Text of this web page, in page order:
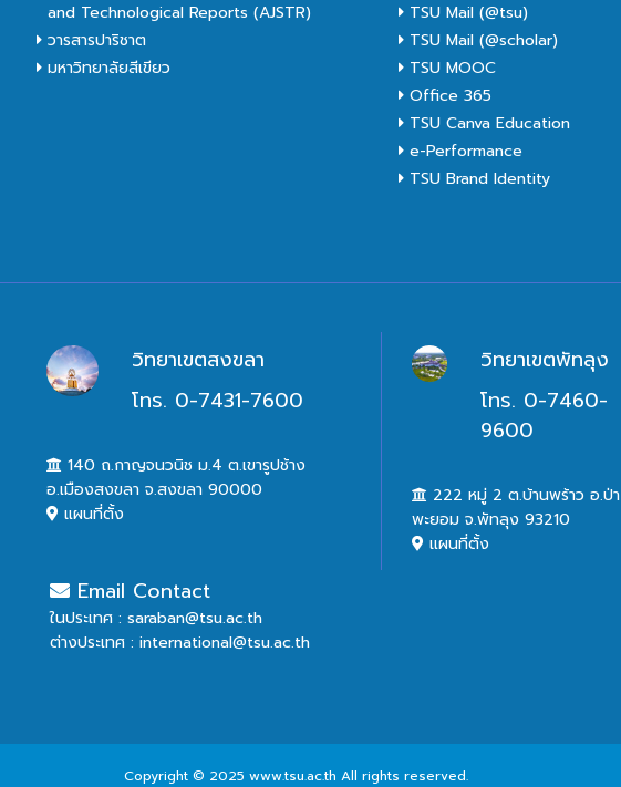
and Technological Reports (AJSTR)
วารสารปาริชาต
มหาวิทยาลัยสีเขียว
TSU Mail (@tsu)
TSU Mail (@scholar)
TSU MOOC
Office 365
TSU Canva Education
e-Performance
TSU Brand Identity
วิทยาเขตสงขลา
โทร. 0-7431-7600
140 ถ.กาญจนวนิช ม.4 ต.เขารูปช้าง
อ.เมืองสงขลา จ.สงขลา 90000
แผนที่ตั้ง
วิทยาเขตพัทลุง
โทร. 0-7460-
9600
222 หมู่ 2 ต.บ้านพร้าว อ.ป่า
พะยอม จ.พัทลุง 93210
แผนที่ตั้ง
Email Contact
ในประเทศ : saraban@tsu.ac.th
ต่างประเทศ : international@tsu.ac.th
Copyright © 2025 www.tsu.ac.th All rights reserved.